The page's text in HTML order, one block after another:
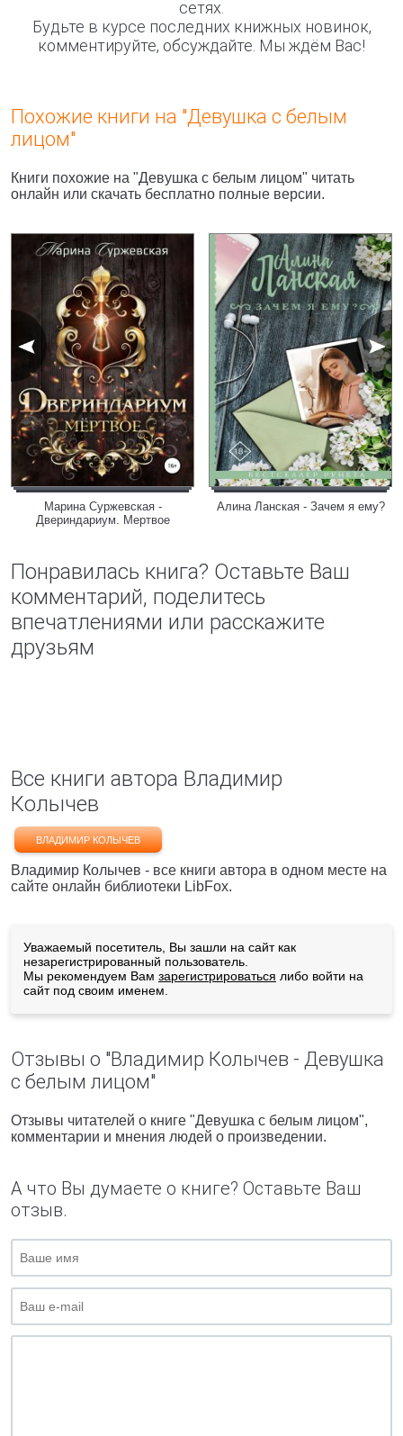
сетях.
Будьте в курсе последних книжных новинок,
комментируйте, обсуждайте. Мы ждём Вас!
Похожие книги на "Девушка с белым
лицом"
Книги похожие на "Девушка с белым лицом" читать
онлайн или скачать бесплатно полные версии.
Марина Суржевская -
Двериндариум. Мертвое
Алина Ланская - Зачем я ему?
Понравилась книга? Оставьте Ваш
комментарий, поделитесь
впечатлениями или расскажите
друзьям
Все книги автора Владимир
Колычев
ВЛАДИМИР КОЛЫЧЕВ
Владимир Колычев - все книги автора в одном месте на
сайте онлайн библиотеки LibFox.
Уважаемый посетитель, Вы зашли на сайт как
незарегистрированный пользователь.
Мы рекомендуем Вам зарегистрироваться либо войти на
сайт под своим именем.
Отзывы о "Владимир Колычев - Девушка
с белым лицом"
Отзывы читателей о книге "Девушка с белым лицом",
комментарии и мнения людей о произведении.
А что Вы думаете о книге? Оставьте Ваш
отзыв.